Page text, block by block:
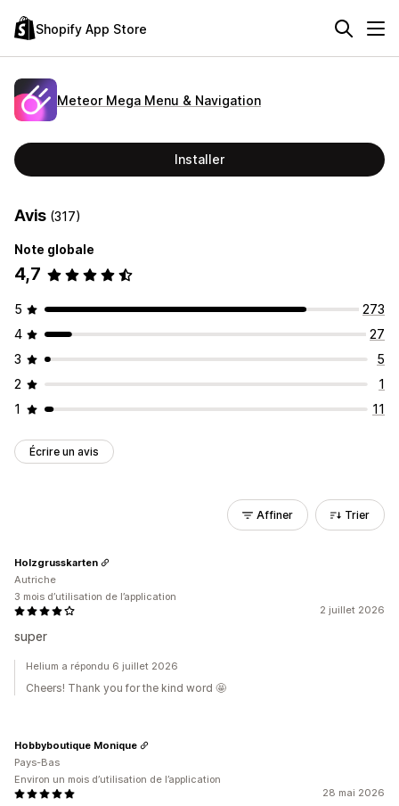
Shopify App Store
Meteor Mega Menu & Navigation
Installer
Avis (317)
Note globale
4,7
5
273
4
27
3
5
2
1
1
11
Écrire un avis
Affiner Trier
2 juillet 2026
super
Holzgrusskarten
Autriche
3 mois d’utilisation de l’application
Helium a répondu 6 juillet 2026
Cheers! Thank you for the kind word 🤩
28 mai 2026
Hobbyboutique Monique
Pays-Bas
Environ un mois d’utilisation de l’application